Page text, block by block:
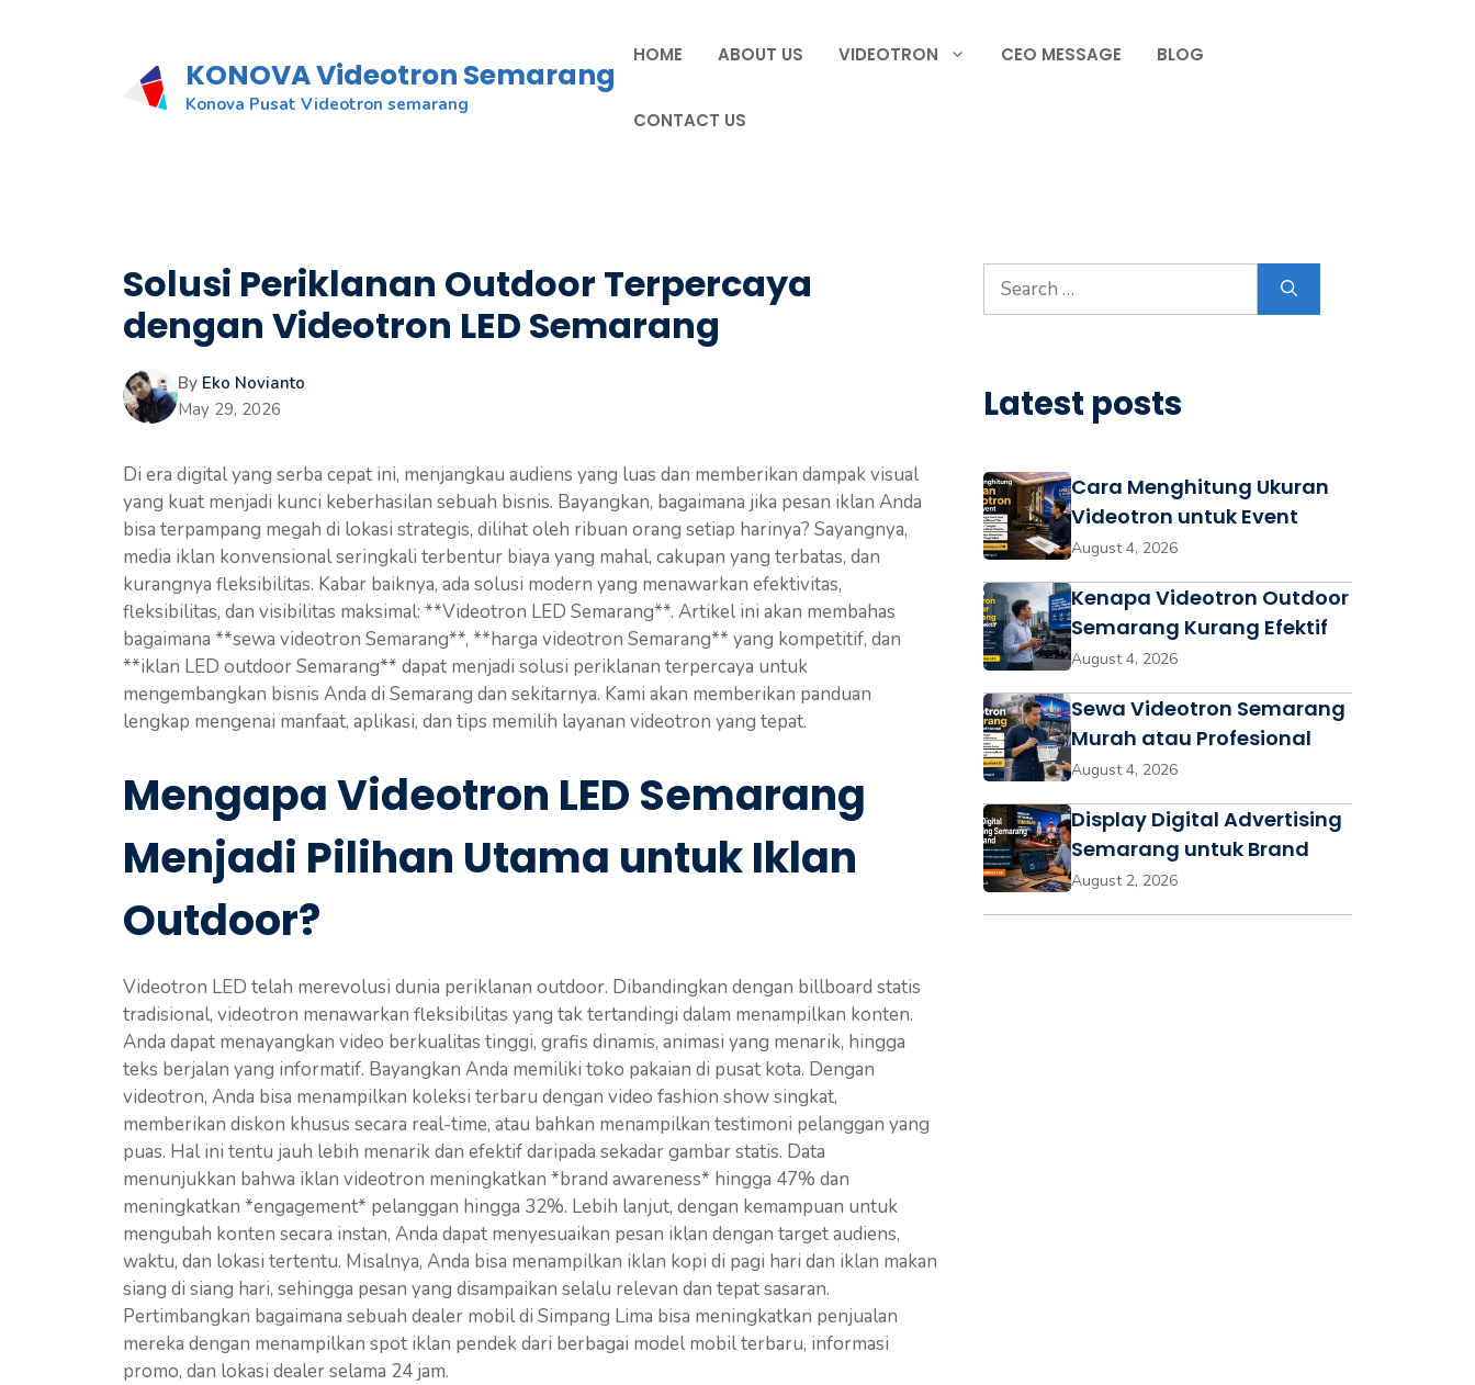
KONOVA Videotron Semarang
Konova Pusat Videotron semarang
HOME ABOUT US VIDEOTRON CEO MESSAGE BLOG
CONTACT US
Solusi Periklanan Outdoor Terpercaya
dengan Videotron LED Semarang
By Eko Novianto
May 29, 2026
Di era digital yang serba cepat ini, menjangkau audiens yang luas dan memberikan dampak visual
yang kuat menjadi kunci keberhasilan sebuah bisnis. Bayangkan, bagaimana jika pesan iklan Anda
bisa terpampang megah di lokasi strategis, dilihat oleh ribuan orang setiap harinya? Sayangnya,
media iklan konvensional seringkali terbentur biaya yang mahal, cakupan yang terbatas, dan
kurangnya fleksibilitas. Kabar baiknya, ada solusi modern yang menawarkan efektivitas,
fleksibilitas, dan visibilitas maksimal: **Videotron LED Semarang**. Artikel ini akan membahas
bagaimana **sewa videotron Semarang**, **harga videotron Semarang** yang kompetitif, dan
**iklan LED outdoor Semarang** dapat menjadi solusi periklanan terpercaya untuk
mengembangkan bisnis Anda di Semarang dan sekitarnya. Kami akan memberikan panduan
lengkap mengenai manfaat, aplikasi, dan tips memilih layanan videotron yang tepat.
Mengapa Videotron LED Semarang
Menjadi Pilihan Utama untuk Iklan
Outdoor?
Videotron LED telah merevolusi dunia periklanan outdoor. Dibandingkan dengan billboard statis
tradisional, videotron menawarkan fleksibilitas yang tak tertandingi dalam menampilkan konten.
Anda dapat menayangkan video berkualitas tinggi, grafis dinamis, animasi yang menarik, hingga
teks berjalan yang informatif. Bayangkan Anda memiliki toko pakaian di pusat kota. Dengan
videotron, Anda bisa menampilkan koleksi terbaru dengan video fashion show singkat,
memberikan diskon khusus secara real-time, atau bahkan menampilkan testimoni pelanggan yang
puas. Hal ini tentu jauh lebih menarik dan efektif daripada sekadar gambar statis. Data
menunjukkan bahwa iklan videotron meningkatkan *brand awareness* hingga 47% dan
meningkatkan *engagement* pelanggan hingga 32%. Lebih lanjut, dengan kemampuan untuk
mengubah konten secara instan, Anda dapat menyesuaikan pesan iklan dengan target audiens,
waktu, dan lokasi tertentu. Misalnya, Anda bisa menampilkan iklan kopi di pagi hari dan iklan makan
siang di siang hari, sehingga pesan yang disampaikan selalu relevan dan tepat sasaran.
Pertimbangkan bagaimana sebuah dealer mobil di Simpang Lima bisa meningkatkan penjualan
mereka dengan menampilkan spot iklan pendek dari berbagai model mobil terbaru, informasi
promo, dan lokasi dealer selama 24 jam.
Latest posts
Cara Menghitung Ukuran
Videotron untuk Event
August 4, 2026
Kenapa Videotron Outdoor
Semarang Kurang Efektif
August 4, 2026
Sewa Videotron Semarang
Murah atau Profesional
August 4, 2026
Display Digital Advertising
Semarang untuk Brand
August 2, 2026